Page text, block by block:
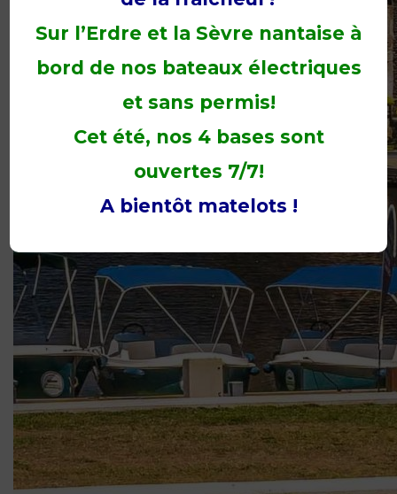
Sur l’Erdre et la Sèvre nantaise à
bord de nos bateaux électriques
et sans permis!
Cet été, nos 4 bases sont
ouvertes 7/7!
A bientôt matelots !